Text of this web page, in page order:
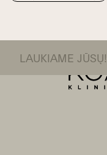
LAUKIAME JŪSŲ!